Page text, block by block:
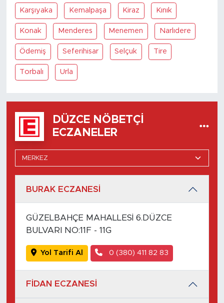
Karşıyaka Kemalpaşa Kiraz Kınık
Konak Menderes Menemen Narlıdere
Ödemiş Seferihisar Selçuk Tire
Torbalı Urla
DÜZCE NÖBETÇI
ECZANELER
BURAK ECZANESİ
GÜZELBAHÇE MAHALLESİ 6.DÜZCE
BULVARI NO:11F - 11G
Yol Tarifi Al 0 (380) 411 82 83
FİDAN ECZANESİ